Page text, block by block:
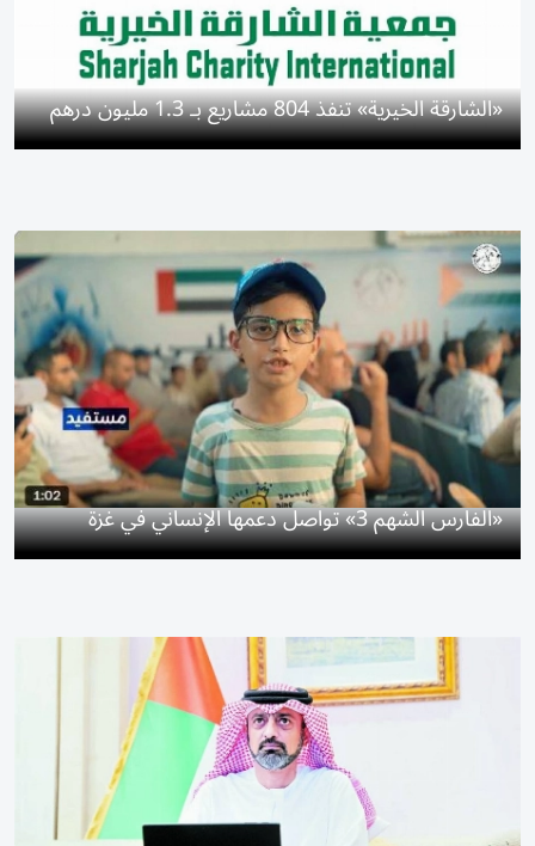
«الشارقة الخيرية» تنفذ 804 مشاريع بـ 1.3 مليون درهم
«الفارس الشهم 3» تواصل دعمها الإنساني في غزة